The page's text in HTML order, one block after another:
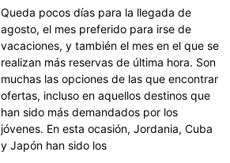
Queda pocos días para la llegada de
agosto, el mes preferido para irse de
vacaciones, y también el mes en el que se
realizan más reservas de última hora. Son
muchas las opciones de las que encontrar
ofertas, incluso en aquellos destinos que
han sido más demandados por los
jóvenes. En esta ocasión, Jordania, Cuba
y Japón han sido los